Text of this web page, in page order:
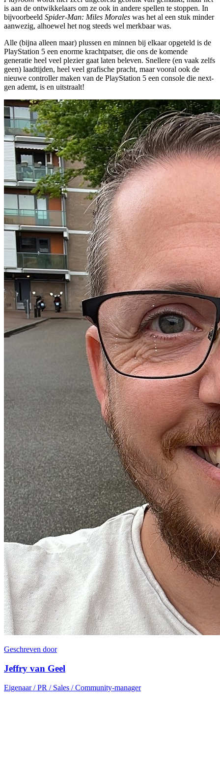
is aan de ontwikkelaars om ze ook in andere spellen te stoppen. In
bijvoorbeeld Spider-Man: Miles Morales was het al een stuk minder
aanwezig, alhoewel het nog steeds wel merkbaar was.
Alle (bijna alleen maar) plussen en minnen bij elkaar opgeteld is de
PlayStation 5 een enorme krachtpatser, die ons de komende
generatie heel veel plezier gaat laten beleven. Snellere (en vaak zelfs
geen) laadtijden, heel veel grafische pracht, maar vooral ook de
nieuwe controller maken van de PlayStation 5 een console die next-
gen ademt, is en uitstraalt!
Geschreven door
Jeffry van Geel
Eigenaar / PR / Sales / Community-manager